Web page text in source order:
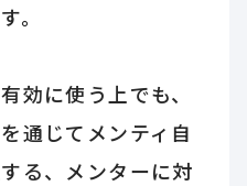
。
効に使う上でも、
通じてメンティ自
る、メンターに対